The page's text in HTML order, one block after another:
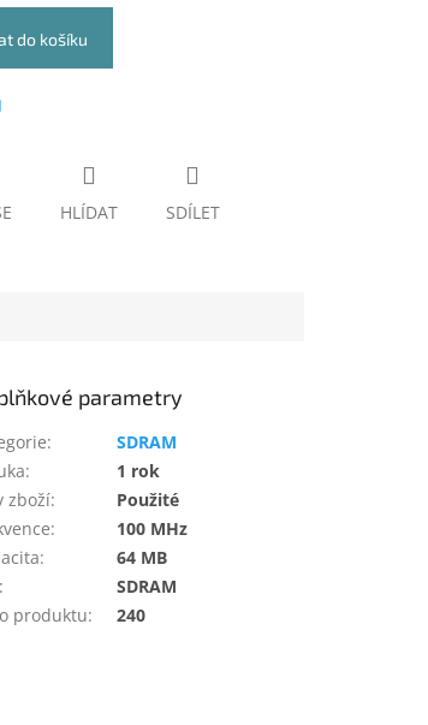
do košíku
HLÍDAT SDÍLET
parametry
:
SDRAM
:
1 rok
zboží:
Použité
:
100 MHz
:
64 MB
:
SDRAM
produktu: 240